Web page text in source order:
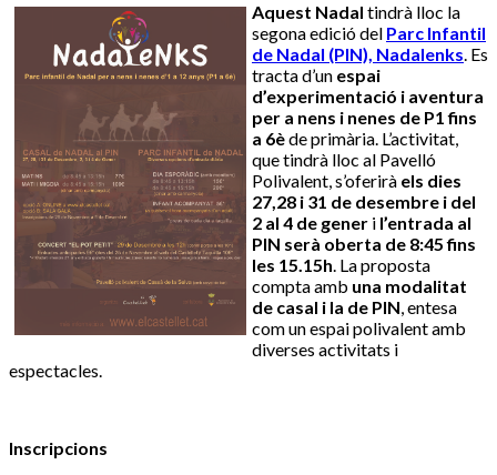
Aquest Nadal tindrà lloc la
segona edició del Parc Infantil
de Nadal (PIN), Nadalenks. Es
tracta d’un espai
d’experimentació i aventura
per a nens i nenes de P1 fins
a 6ède primària. L’activitat,
que tindrà lloc al Pavelló
Polivalent, s’oferirà els dies
27,28 i 31 de desembre i del
2 al 4 de gener i l’entrada al
PIN serà oberta de 8:45 fins
les 15.15h. La proposta
compta amb una modalitat
de casal i la de PIN, entesa
com un espai polivalent amb
diverses activitats i
espectacles.
Inscripcions